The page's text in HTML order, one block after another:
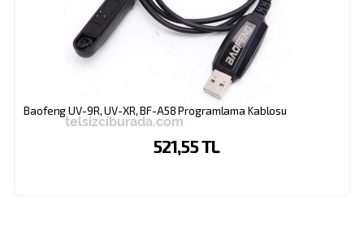
Baofeng UV-9R, UV-XR, BF-A58 Programlama Kablosu
521,55 TL